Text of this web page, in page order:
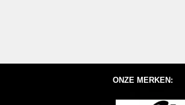
ONZE MERKEN: